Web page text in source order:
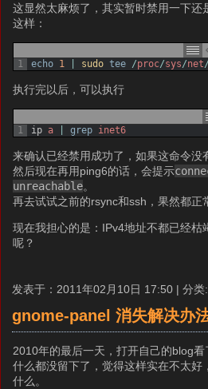
这显然太麻烦了，其实暂时禁用一下还
这样：
1
echo 1 sudo tee /proc/sys/net/
执行完以后，可以执行
1
ip a grep inet6
来确认已经禁用成功了，如果这命令没
然后现在再用ping6的话，会提示
unreachable。
再去试试之前的rsync和ssh，果然都正
现在我担心的是：IPv4地址不都已经枯
呢？
发表于：2011年02月10日 17:50 | 分类:
gnome-panel 消失解决办
2010年的最后一天，打开自己的blog
什么都没留下了，觉得这样实在不太好
什么。